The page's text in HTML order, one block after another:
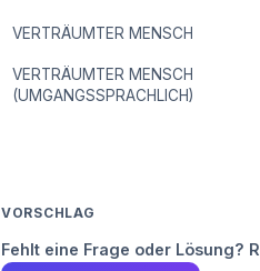
VERTRÄUMTER MENSCH
VERTRÄUMTER MENSCH
(UMGANGSSPRACHLICH)
VORSCHLAG
Fehlt eine Frage oder Lösung?